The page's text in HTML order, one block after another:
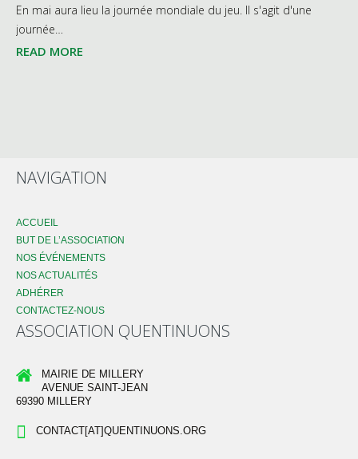
En mai aura lieu la journée mondiale du jeu. Il s'agit d'une
journée…
READ MORE
NAVIGATION
ACCUEIL
BUT DE L’ASSOCIATION
NOS ÉVÉNEMENTS
NOS ACTUALITÉS
ADHÉRER
CONTACTEZ-NOUS
ASSOCIATION QUENTINUONS
MAIRIE DE MILLERY
AVENUE SAINT-JEAN
69390 MILLERY
CONTACT[AT]QUENTINUONS.ORG